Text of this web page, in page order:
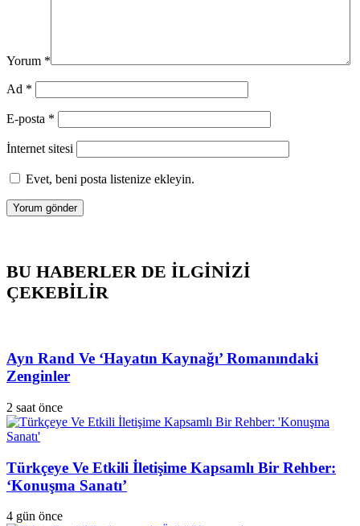
Yorum *
Ad *
E-posta *
İnternet sitesi
Evet, beni posta listenize ekleyin.
BU HABERLER DE İLGİNİZİ
ÇEKEBİLİR
Ayn Rand Ve ‘Hayatın Kaynağı’ Romanındaki
Zenginler
2 saat önce
Türkçeye Ve Etkili İletişime Kapsamlı Bir Rehber:
‘Konuşma Sanatı’
4 gün önce